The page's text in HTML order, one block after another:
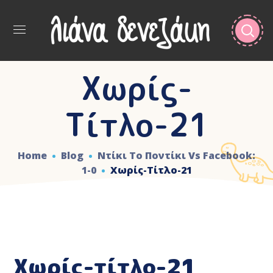
Χωρίς-
Τίτλο-21
Home Blog
Ντίκι Το Ποντίκι Vs Facebook:
1-0
Χωρίς-Τίτλο-21
Χωρίς-τίτλο-21